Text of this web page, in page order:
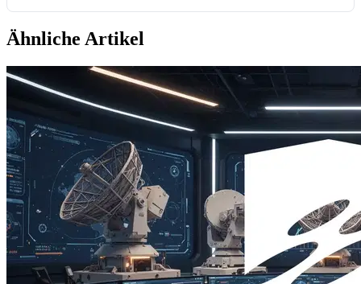
Ähnliche Artikel